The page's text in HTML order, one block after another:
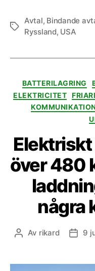
Etiketter
Avtal, Bindande
Ryssland, USA
BATTERILAGRING
ELEKTRICITET
över 480
några
Inläggsförfattare
Av rikard 9